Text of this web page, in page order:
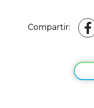
Compartir: